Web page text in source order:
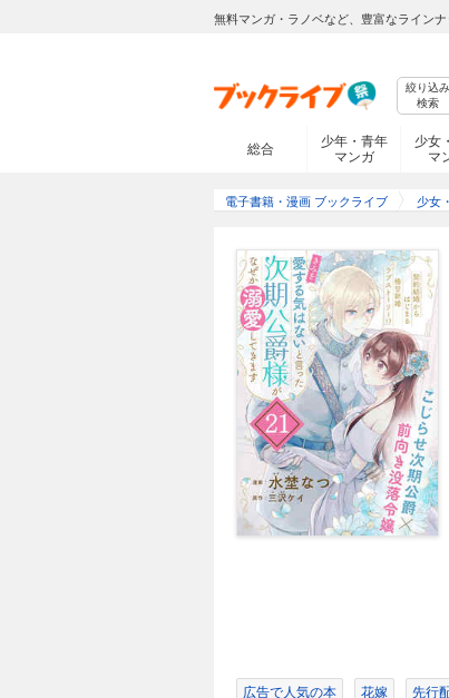
無料マンガ・ラノベなど、豊富なライン
絞り込み
検索
総合
少年・青年
マンガ
少女
マ
電子書籍・漫画 ブックライブ 少女
広告で人気の本 花嫁 先行
没落貴族の
ご立派な
リウスが
落令嬢の
「きみを
没落貴族の
落令嬢の焦
「きみを
165円 (税込)
没落貴族の
ご立派な方
リウスが豹
落令嬢の焦
「きみを
没落貴族
ご立派な
リウスが
落令嬢の